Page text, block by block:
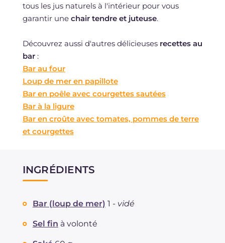
tous les jus naturels à l'intérieur pour vous
garantir une chair tendre et juteuse.
Découvrez aussi d'autres délicieuses recettes au
bar:
Bar au four
Loup de mer en papillote
Bar en poêle avec courgettes sautées
Bar à la ligure
Bar en croûte avec tomates, pommes de terre
et courgettes
INGRÉDIENTS
Bar (loup de mer) 1 - vidé
Sel fin à volonté